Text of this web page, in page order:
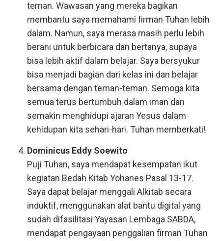
teman. Wawasan yang mereka bagikan
membantu saya memahami firman Tuhan lebih
dalam. Namun, saya merasa masih perlu lebih
berani untuk berbicara dan bertanya, supaya
bisa lebih aktif dalam belajar. Saya bersyukur
bisa menjadi bagian dari kelas ini dan belajar
bersama dengan teman-teman. Semoga kita
semua terus bertumbuh dalam iman dan
semakin menghidupi ajaran Yesus dalam
kehidupan kita sehari-hari. Tuhan memberkati!
Dominicus Eddy Soewito
Puji Tuhan, saya mendapat kesempatan ikut
kegiatan Bedah Kitab Yohanes Pasal 13-17.
Saya dapat belajar menggali Alkitab secara
induktif, menggunakan alat bantu digital yang
sudah difasilitasi Yayasan Lembaga SABDA,
mendapat pengayaan penggalian firman Tuhan